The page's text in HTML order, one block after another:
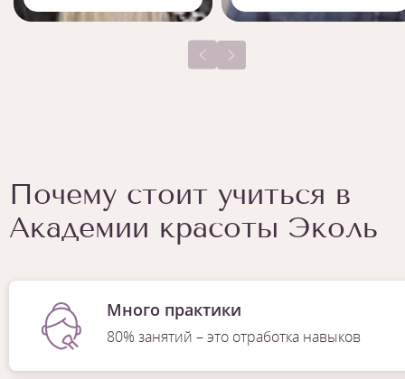
Почему стоит учиться в
Академии красоты Эколь
Много практики
80% занятий – это отработка навыков